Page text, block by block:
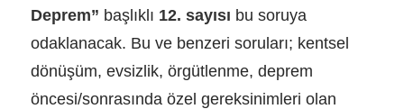
Deprem” başlıklı 12. sayısı bu soruya
odaklanacak. Bu ve benzeri soruları; kentsel
dönüşüm, evsizlik, örgütlenme, deprem
öncesi/sonrasında özel gereksinimleri olan